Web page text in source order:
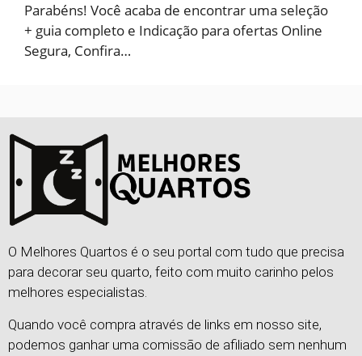
Parabéns! Você acaba de encontrar uma seleção
+ guia completo e Indicação para ofertas Online
Segura, Confira…
O Melhores Quartos é o seu portal com tudo que precisa
para decorar seu quarto, feito com muito carinho pelos
melhores especialistas.
Quando você compra através de links em nosso site,
podemos ganhar uma comissão de afiliado sem nenhum